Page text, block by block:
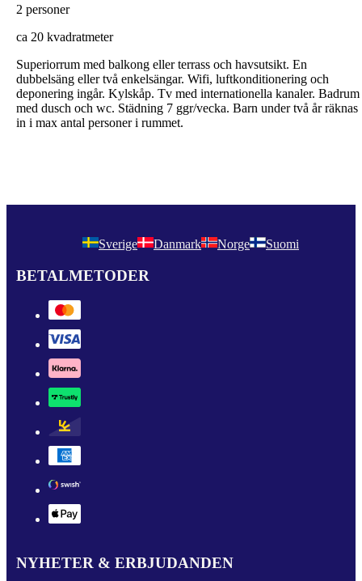
2 personer
ca 20 kvadratmeter
Superiorrum med balkong eller terrass och havsutsikt. En
dubbelsäng eller två enkelsängar. Wifi, luftkonditionering och
deponering ingår. Kylskåp. Tv med internationella kanaler. Badrum
med dusch och wc. Städning 7 ggr/vecka. Barn under två år räknas
in i max antal personer i rummet.
Sverige Danmark Norge Suomi
BETALMETODER
NYHETER & ERBJUDANDEN